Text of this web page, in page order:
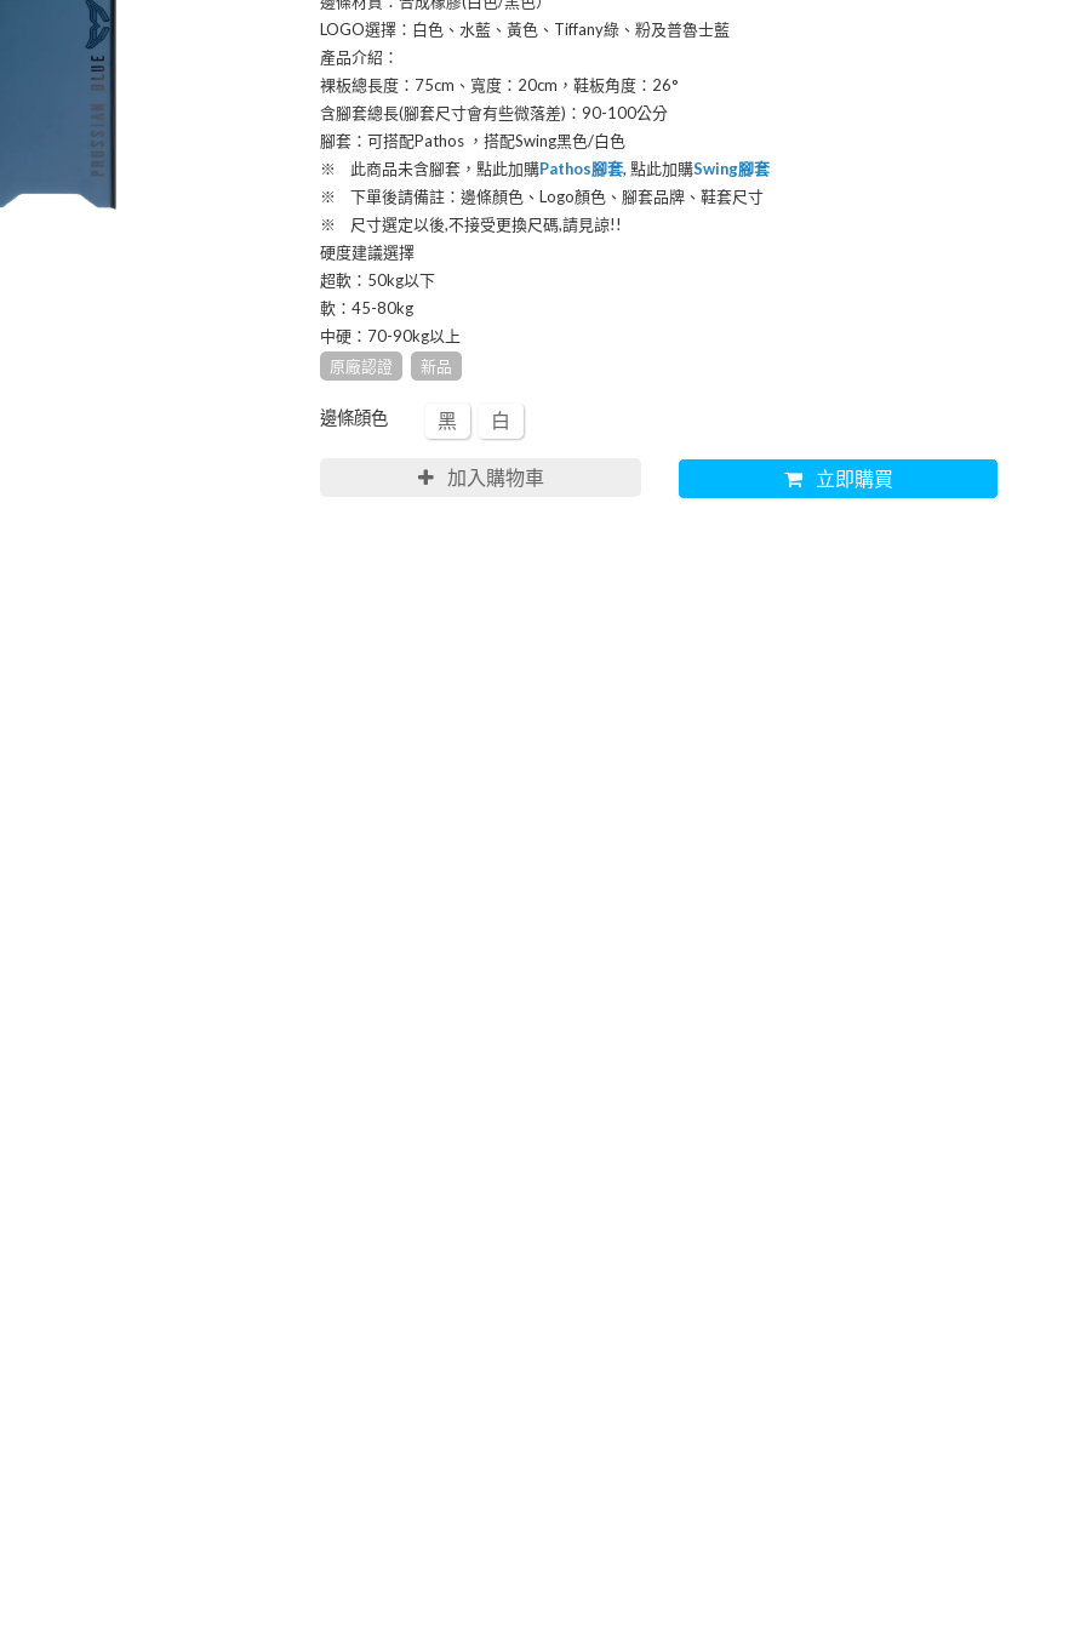
LOGO選擇：白色、水藍、黃色、Tiffany綠、粉及普魯士藍
產品介紹：
裸板總長度：75cm、寬度：20cm，鞋板角度：26°
含腳套總長(腳套尺寸會有些微落差)：90-100公分
腳套：可搭配Pathos ，搭配Swing黑色/白色
※ 此商品未含腳套，點此加購Pathos腳套, 點此加購Swing腳套
※ 下單後請備註：邊條顏色、Logo顏色、腳套品牌、鞋套尺寸
※ 尺寸選定以後,不接受更換尺碼,請見諒!!
硬度建議選擇
超軟：50kg以下
軟：45-80kg
中硬：70-90kg以上
原廠認證
新品
邊條顔色 黑 白
加入購物車 立即購買